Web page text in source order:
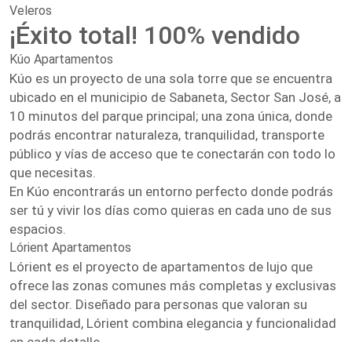
Veleros
¡Éxito total! 100% vendido
Kúo Apartamentos
Kúo es un proyecto de una sola torre que se encuentra
ubicado en el municipio de Sabaneta, Sector San José, a
10 minutos del parque principal; una zona única, donde
podrás encontrar naturaleza, tranquilidad, transporte
público y vías de acceso que te conectarán con todo lo
que necesitas.
En Kúo encontrarás un entorno perfecto donde podrás
ser tú y vivir los días como quieras en cada uno de sus
espacios.
Lórient Apartamentos
Lórient es el proyecto de apartamentos de lujo que
ofrece las zonas comunes más completas y exclusivas
del sector. Diseñado para personas que valoran su
tranquilidad, Lórient combina elegancia y funcionalidad